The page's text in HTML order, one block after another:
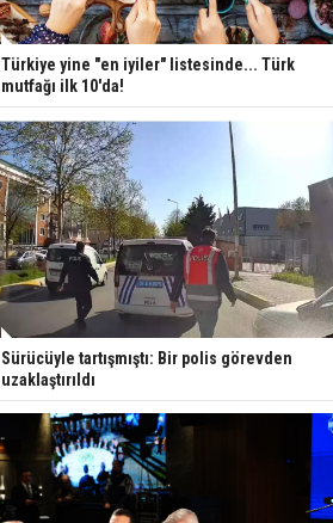
Bilim kurgu
gerçekleşiyor...
Dondurulmuş insanları
Ünlü türkücü Mahmut
Tuncer estetik
operasyon geçirdi: Son
hali gündem oldu
Yerli turist 229,7 milyar
lira seyahat harcaması
yaptı
Gazze'deki Sağlık
Bakanlığı duyurdu:
Vahşetin pençesinde 2
salgın vaka tespit edildi
Türkiye yine "en iyiler" listesinde... Türk
mutfağı ilk 10'da!
Sürücüyle tartışmıştı: Bir polis görevden
uzaklaştırıldı